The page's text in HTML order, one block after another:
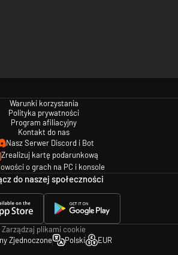
Warunki korzystania
Polityka prywatności
Program afiliacyjny
Kontakt do nas
Nasz Serwer Discord i Bot
Zrealizuj kartę podarunkową
o grach na PC i konsole
do naszej społeczności
Zarządzaj plikami cookie
Zjednoczone
Polski EUR